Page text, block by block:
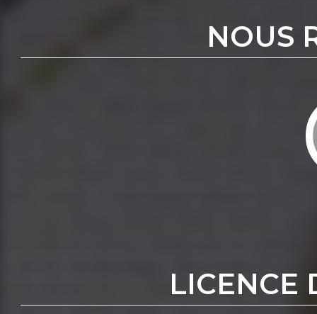
NOUS
LICENCE